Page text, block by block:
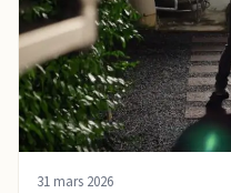
31 mars 2026